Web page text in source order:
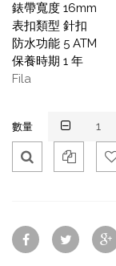
錶帶寬度 16mm
表扣類型 針扣
防水功能 5 ATM
保養時期 1 年
Fila
數量
Vie
w
Wis
To
Co